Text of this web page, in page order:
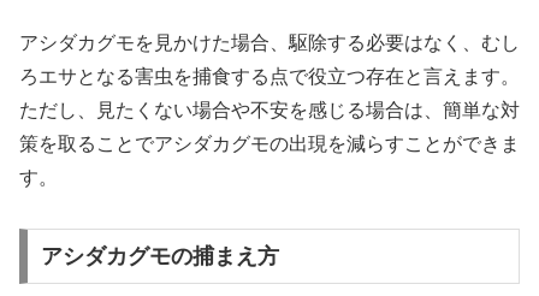
アシダカグモを見かけた場合、駆除する必要はなく、むし
ろエサとなる害虫を捕食する点で役立つ存在と言えます。
ただし、見たくない場合や不安を感じる場合は、簡単な対
策を取ることでアシダカグモの出現を減らすことができま
す。
アシダカグモの捕まえ方